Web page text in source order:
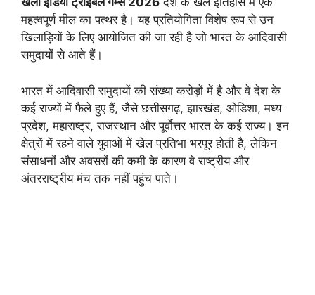
महत्वपूर्ण मील का पत्थर है। यह प्रतियोगिता विशेष रूप से उन
खिलाड़ियों के लिए आयोजित की जा रही है जो भारत के आदिवासी
समुदायों से आते हैं।
भारत में आदिवासी समुदायों की संख्या करोड़ों में है और वे देश के
कई राज्यों में फैले हुए हैं, जैसे छत्तीसगढ़, झारखंड, ओडिशा, मध्य
प्रदेश, महाराष्ट्र, राजस्थान और पूर्वोत्तर भारत के कई राज्य। इन
क्षेत्रों में रहने वाले युवाओं में खेल प्रतिभा भरपूर होती है, लेकिन
संसाधनों और अवसरों की कमी के कारण वे राष्ट्रीय और
अंतरराष्ट्रीय मंच तक नहीं पहुंच पाते।